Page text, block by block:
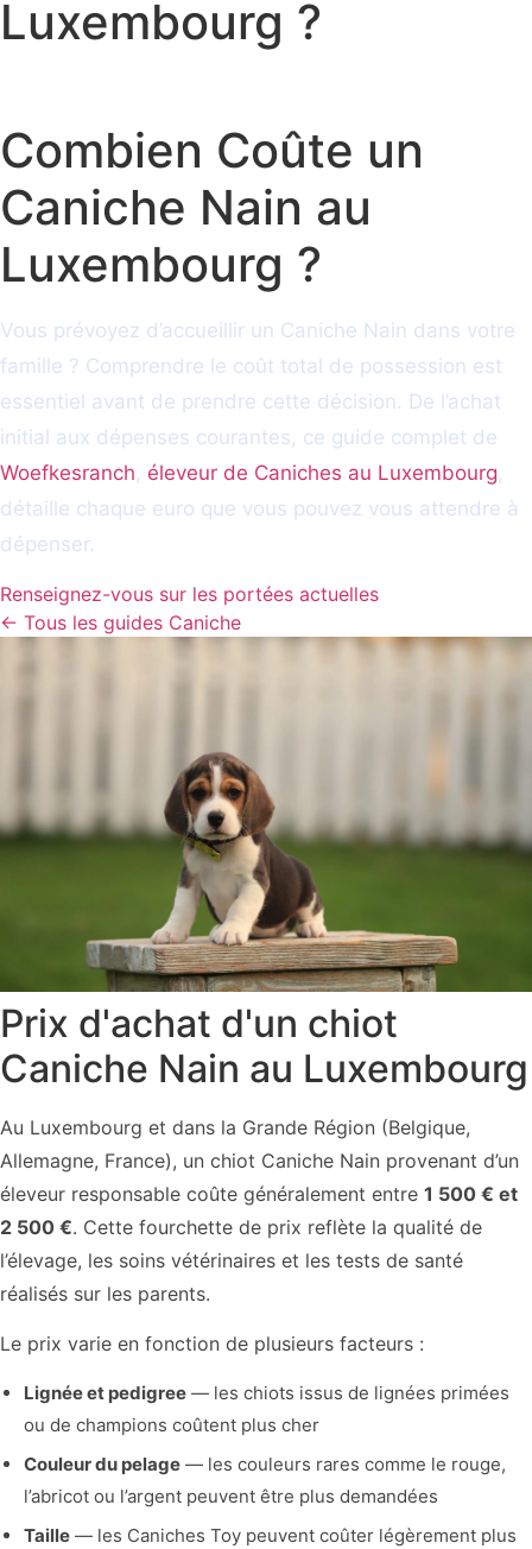
Luxembourg ?
Combien Coûte un
Caniche Nain au
Luxembourg ?
Vous prévoyez d’accueillir un Caniche Nain dans votre
famille ? Comprendre le coût total de possession est
essentiel avant de prendre cette décision. De l’achat
initial aux dépenses courantes, ce guide complet de
Woefkesranch, éleveur de Caniches au Luxembourg,
détaille chaque euro que vous pouvez vous attendre à
dépenser.
Renseignez-vous sur les portées actuelles
← Tous les guides Caniche
Prix d'achat d'un chiot
Caniche Nain au Luxembourg
Au Luxembourg et dans la Grande Région (Belgique,
Allemagne, France), un chiot Caniche Nain provenant d’un
éleveur responsable coûte généralement entre 1 500 € et
2 500 €. Cette fourchette de prix reflète la qualité de
l’élevage, les soins vétérinaires et les tests de santé
réalisés sur les parents.
Le prix varie en fonction de plusieurs facteurs :
Lignée et pedigree — les chiots issus de lignées primées
ou de champions coûtent plus cher
Couleur du pelage — les couleurs rares comme le rouge,
l’abricot ou l’argent peuvent être plus demandées
Taille — les Caniches Toy peuvent coûter légèrement plus